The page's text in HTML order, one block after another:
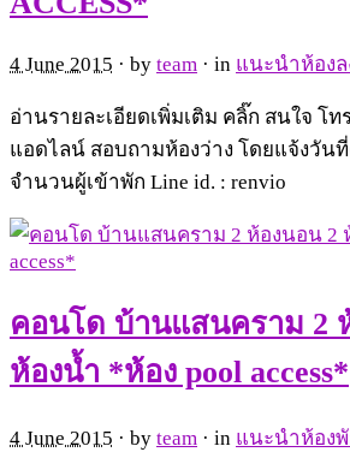
4 June 2015 · by team · in แนะนำห้องล
อ่านรายละเอียดเพิ่มเติม คลิ๊ก สนใจ โท
แอดไลน์ สอบถามห้องว่าง โดยแจ้งวัน
จำนวนผู้เข้าพัก Line id. : renvio
คอนโด บ้านแสนคราม 2
ห้องน้ำ *ห้อง pool access*
4 June 2015 · by team · in แนะนำห้อง